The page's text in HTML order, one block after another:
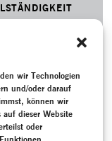
wir Technologien
und/oder darauf
können wir
dieser Website
oder
und
Anton Cramer
der Archive,
nach.